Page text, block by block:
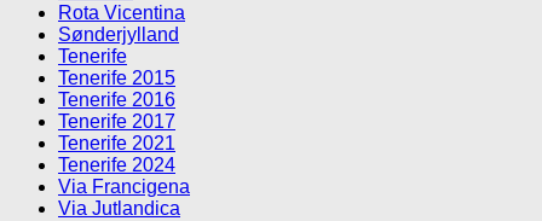
Rota Vicentina
Sønderjylland
Tenerife
Tenerife 2015
Tenerife 2016
Tenerife 2017
Tenerife 2021
Tenerife 2024
Via Francigena
Via Jutlandica